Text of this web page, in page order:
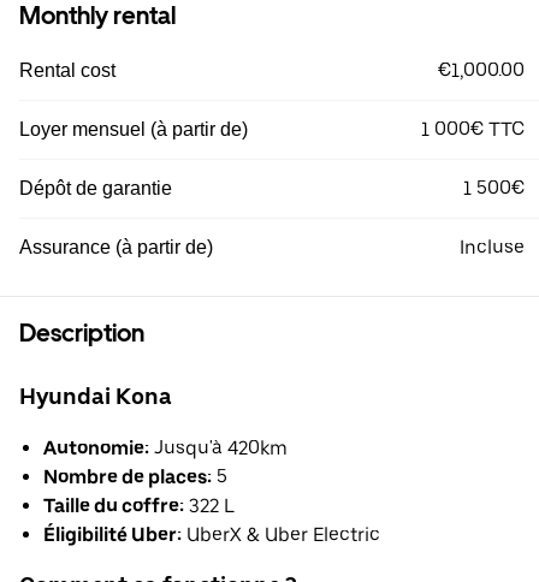
Monthly rental
Rental cost €1,000.00
Loyer mensuel (à partir de) 1 000€ TTC
Dépôt de garantie 1 500€
Assurance (à partir de) Incluse
Description
Hyundai Kona
Autonomie: Jusqu'à 420km
Nombre de places: 5
Taille du coffre: 322 L
Éligibilité Uber: UberX & Uber Electric